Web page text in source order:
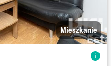
Mieszkanie